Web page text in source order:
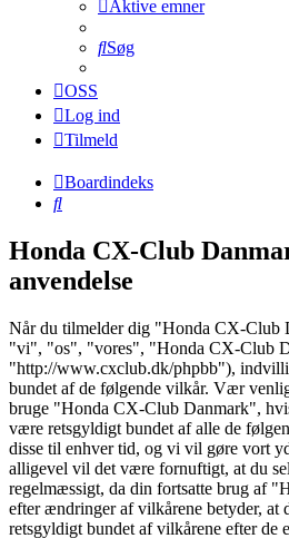
Aktive emner
Søg
OSS
Log ind
Tilmeld
Boardindeks
Søg
Honda CX-Club
anvendelse
Når du tilmelder dig "Honda CX-Club
"vi", "os", "vores", "Honda CX-Club
"http://www.cxclub.dk/phpbb"),
bundet af de følgende vilkår. Vær
bruge "Honda CX-Club Danmark",
være retsgyldigt bundet af alle de
disse til enhver tid, og vi vil gøre vort
alligevel vil det være fornuftigt, at du
regelmæssigt, da din fortsatte brug af
efter ændringer af vilkårene betyder,
retsgyldigt bundet af vilkårene efter de